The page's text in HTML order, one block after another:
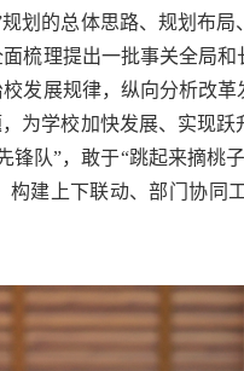
划的总体思路、规划布
梳理提出一批事关全局
发展规律，纵向分析改
为学校加快发展、实现
队”，敢于“跳起来摘桃
建上下联动、部门协